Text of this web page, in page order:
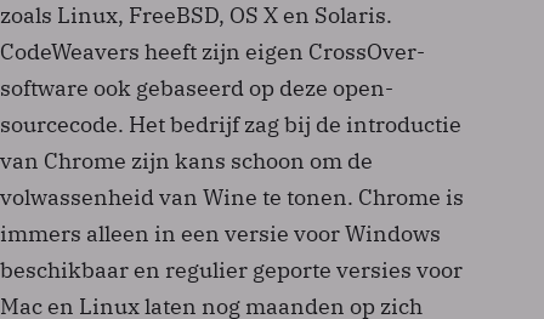
zoals Linux, FreeBSD, OS X en Solaris.
CodeWeavers heeft zijn eigen CrossOver-
software ook gebaseerd op deze open-
sourcecode. Het bedrijf zag bij de introductie
van Chrome zijn kans schoon om de
volwassenheid van Wine te tonen. Chrome is
immers alleen in een versie voor Windows
beschikbaar en regulier geporte versies voor
Mac en Linux laten nog maanden op zich